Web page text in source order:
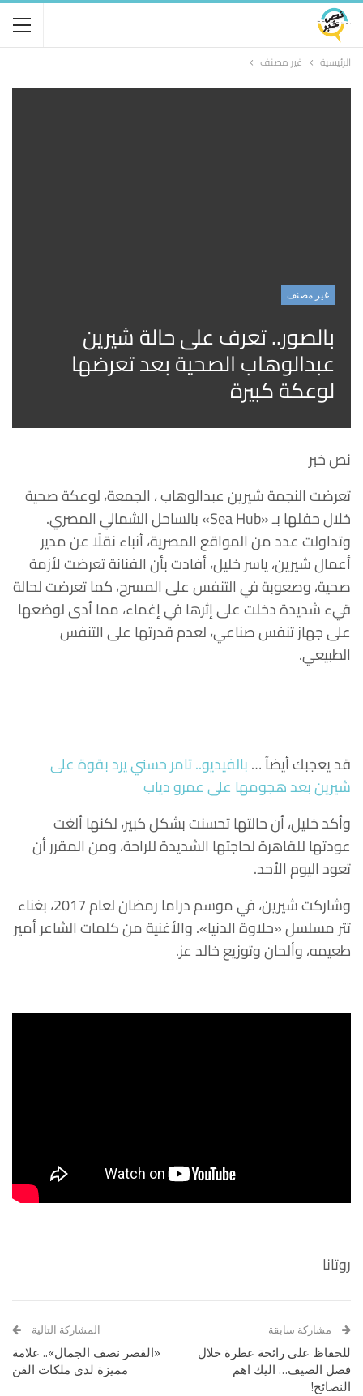
الرئيسية غير مصنف
غير مصنف
بالصور.. تعرف على حالة شيرين
عبدالوهاب الصحية بعد تعرضها
لوعكة كبيرة
نص خبر
تعرضت النجمة شيرين عبدالوهاب ، الجمعة، لوعكة صحية
خلال حفلها بـ «Sea Hub» بالساحل الشمالي المصري.
وتداولت عدد من المواقع المصرية، أنباء نقلًا عن مدير
أعمال شيرين، ياسر خليل، أفادت بأن الفنانة تعرضت لأزمة
صحية، وصعوبة في التنفس على المسرح، كما تعرضت لحالة
قيء شديدة دخلت على إثرها في إغماء، مما أدى لوضعها
على جهاز تنفس صناعي، لعدم قدرتها على التنفس
الطبيعي.
قد يعجبك أيضآ …بالفيديو.. تامر حسني يرد بقوة على
شيرين بعد هجومها على عمرو دياب
وأكد خليل، أن حالتها تحسنت بشكل كبير، لكنها ألغت
عودتها للقاهرة لحاجتها الشديدة للراحة، ومن المقرر أن
تعود اليوم الأحد.
وشاركت شيرين، في موسم دراما رمضان لعام 2017، بغناء
تتر مسلسل «حلاوة الدنيا». والأغنية من ‏كلمات الشاعر أمير
طعيمه، وألحان وتوزيع خالد عز.
روتانا
مشاركة سابقة
للحفاظ على رائحة عطرة خلال
فصل الصيف… اليك اهم
النصائح!
المشاركة التالية
«القصر نصف الجمال».. علامة
مميزة لدى ملكات الفن